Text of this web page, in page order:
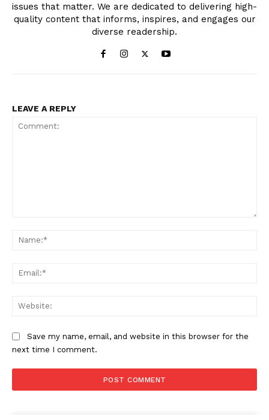
issues that matter. We are dedicated to delivering high-
quality content that informs, inspires, and engages our
diverse readership.
LEAVE A REPLY
Save my name, email, and website in this browser for the
next time I comment.